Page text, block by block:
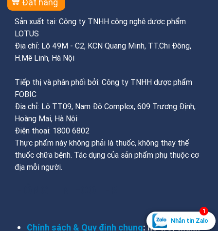
Sản xuất tại: Công ty TNHH công nghệ dược phẩm
LOTUS
Địa chỉ: Lô 49M - C2, KCN Quang Minh, TT.Chi Đông,
H.Mê Linh, Hà Nội
Tiếp thị và phân phối bởi: Công ty TNHH dược phẩm
FOBIC
Địa chỉ: Lô TT09, Nam Đô Complex, 609 Trương Định,
Hoàng Mai, Hà Nội
Điện thoại: 1800 6802
Thực phẩm này không phải là thuốc, không thay thế
thuốc chữa bệnh. Tác dụng của sản phẩm phụ thuộc cơ
địa mỗi người.
Chính sách & Quy định chung: hỗ trợ, thanh
Nhắn tin Zalo
1